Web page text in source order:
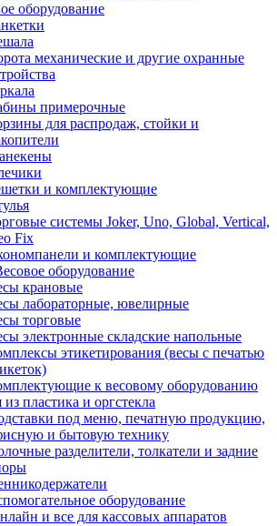
оборудование
механические и другие охранные
примерочные
для распродаж, стойки и
и комплектующие
системы Joker, Uno, Global, Vertical,
Fix
и комплектующие
оборудование
крановые
лабораторные, ювелирные
торговые
электронные складские напольные
этикетирования (весы с печатью
к весовому оборудованию
пластика и оргстекла
под меню, печатную продукцию,
и бытовую технику
разделители, толкатели и задние
оборудование
и все для кассовых аппаратов